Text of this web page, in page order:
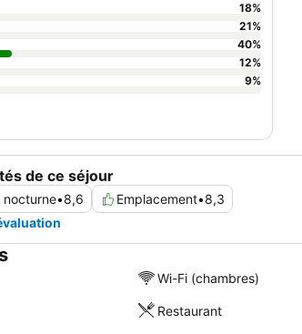
de ce séjour
nocturne•8,6 Emplacement•8,3
18%
21%
40%
12%
9%
Wi-Fi (chambres)
Restaurant